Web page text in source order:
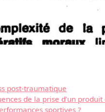
post-traumatique
de la prise d’un
sportives ?